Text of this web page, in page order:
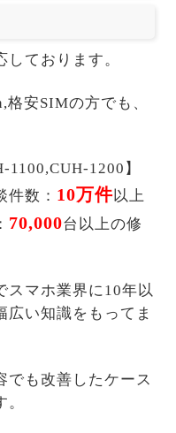
ております。
安SIMの方でも、
1100,CUH-1200】
数： 10万件以上
70,000台以上の修
スマホ業界に10年以
広い知識をもってま
でも改善したケース